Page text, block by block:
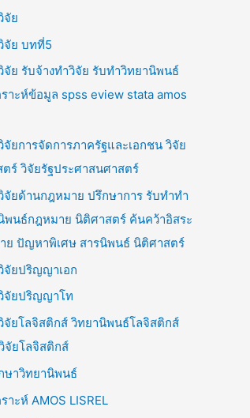
จัย
จัย บทที่5
จัย รับจ้างทำวิจัย รับทำวิทยานิพนธ์
ราะห์ข้อมูล spss eview stata amos
จัยการจัดการภาครัฐและเอกชน วิจัย
ตร์ วิจัยรัฐประศาสนศาสตร์
จัยด้านกฎหมาย ปรึกษาการ รับทำทำ
พนธ์กฎหมาย นิติศาสตร์ ค้นคว้าอิสระ
ย ปัญหาพิเศษ สารนิพนธ์ นิติศาสตร์
จัยปริญญาเอก
จัยปริญญาโท
จัยโลจิสติกส์ วิทยานิพนธ์โลจิสติกส์
จัยโลจิสติกส์
ษาวิทยานิพนธ์
าะห์ AMOS LISREL